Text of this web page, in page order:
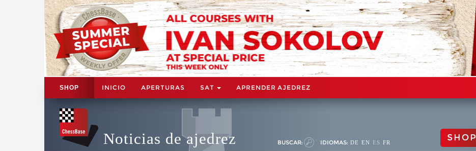
SHOP INICIO APERTURAS SAT APRENDER AJEDREZ
Noticias de ajedrez BUSCAR: IDIOMAS: DE EN ES FR SHOP